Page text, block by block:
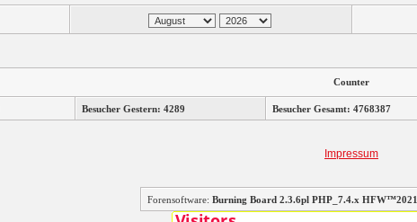
Counter
Besucher Gestern: 4289 Besucher Gesamt: 4768387
Impressum
Forensoftware: Burning Board 2.3.6pl PHP_7.4.x HFW™2021